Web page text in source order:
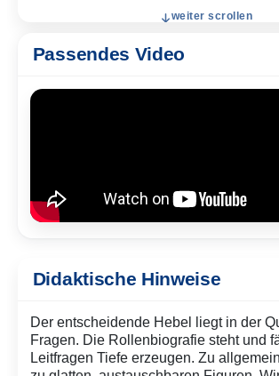
weiter scrollen
Passendes Video
Didaktische Hinweise
Der entscheidende Hebel liegt in der
Fragen. Die Rollenbiografie steht und
Leitfragen Tiefe erzeugen. Zu